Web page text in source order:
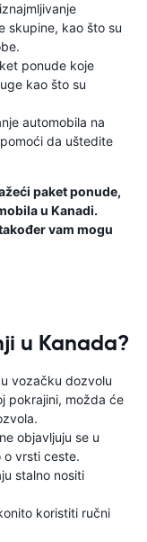
skupine, kao što su
ponude koje
kao što su
automobila na
da uštedite
paket ponude,
u Kanadi.
vam mogu
u Kanada?
vozačku dozvolu
pokrajini, možda će
objavljuju se u
o vrsti ceste.
stalno nositi
koristiti ručni